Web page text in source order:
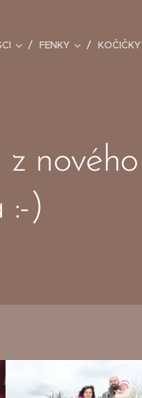
FENKY KOČIČKY
nového
:-)